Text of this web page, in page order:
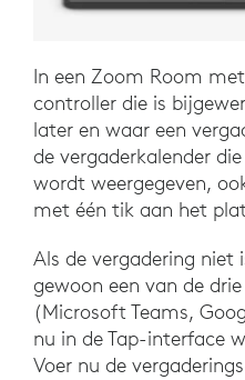
In een Zoom Room
controller die is
later en waar een
de vergaderkalender
wordt weergegeven,
met één tik aan het
Als de vergadering niet
gewoon een van de
(Microsoft Teams,
nu in de Tap-interface
Voer nu de